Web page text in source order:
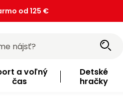
od 125 €
a voľný
čas
Detské
hračky